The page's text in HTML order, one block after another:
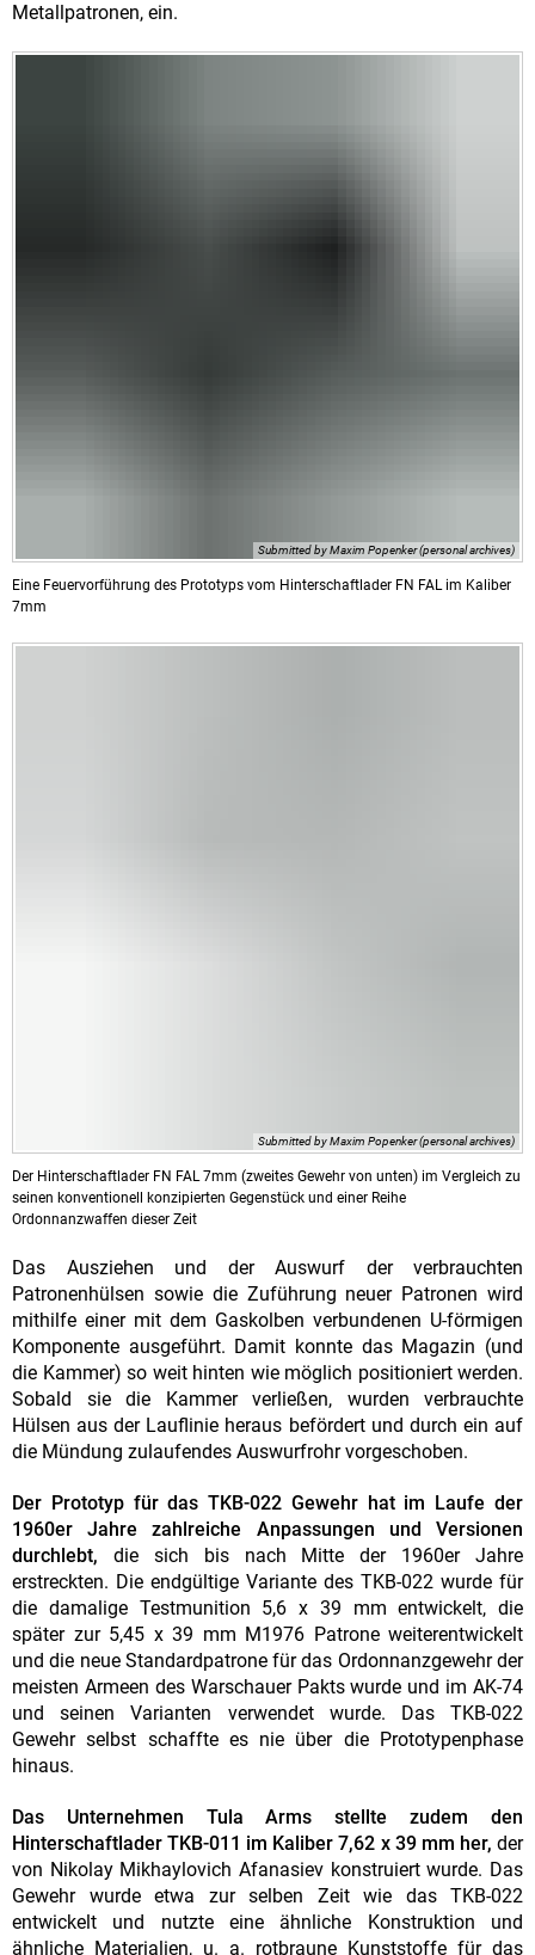
Metallpatronen, ein.
Submitted by Maxim Popenker (personal archives)
Eine Feuervorführung des Prototyps vom Hinterschaftlader FN FAL im Kaliber
7mm
Submitted by Maxim Popenker (personal archives)
Der Hinterschaftlader FN FAL 7mm (zweites Gewehr von unten) im Vergleich zu
seinen konventionell konzipierten Gegenstück und einer Reihe
Ordonnanzwaffen dieser Zeit
Das Ausziehen und der Auswurf der verbrauchten
Patronenhülsen sowie die Zuführung neuer Patronen wird
mithilfe einer mit dem Gaskolben verbundenen U-förmigen
Komponente ausgeführt. Damit konnte das Magazin (und
die Kammer) so weit hinten wie möglich positioniert werden.
Sobald sie die Kammer verließen, wurden verbrauchte
Hülsen aus der Lauflinie heraus befördert und durch ein auf
die Mündung zulaufendes Auswurfrohr vorgeschoben.
Der Prototyp für das TKB-022 Gewehr hat im Laufe der
1960er Jahre zahlreiche Anpassungen und Versionen
durchlebt, die sich bis nach Mitte der 1960er Jahre
erstreckten. Die endgültige Variante des TKB-022 wurde für
die damalige Testmunition 5,6 x 39 mm entwickelt, die
später zur 5,45 x 39 mm M1976 Patrone weiterentwickelt
und die neue Standardpatrone für das Ordonnanzgewehr der
meisten Armeen des Warschauer Pakts wurde und im AK-74
und seinen Varianten verwendet wurde. Das TKB-022
Gewehr selbst schaffte es nie über die Prototypenphase
hinaus.
Das Unternehmen Tula Arms stellte zudem den
Hinterschaftlader TKB-011 im Kaliber 7,62 x 39 mm her, der
von Nikolay Mikhaylovich Afanasiev konstruiert wurde. Das
Gewehr wurde etwa zur selben Zeit wie das TKB-022
entwickelt und nutzte eine ähnliche Konstruktion und
ähnliche Materialien, u. a. rotbraune Kunststoffe für das